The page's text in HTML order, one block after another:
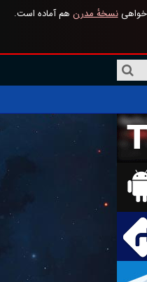
نسخهٔ مدرن هم آماده است.